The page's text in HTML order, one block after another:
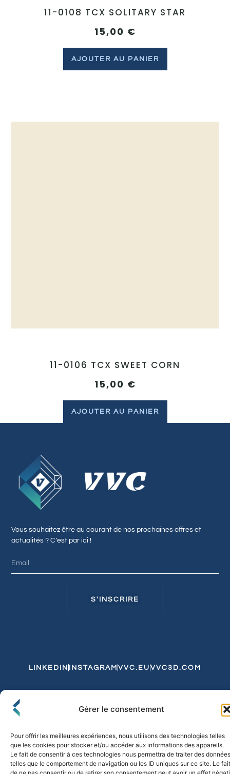
Gérer le consentement
Pour offrir les meilleures expériences, nous utilisons des technologies telles
que les cookies pour stocker et/ou accéder aux informations des appareils.
Le fait de consentir à ces technologies nous permettra de traiter des données
telles que le comportement de navigation ou les ID uniques sur ce site. Le fait
11-0108 TCX SOLITARY STAR
15,00 €
AJOUTER AU PANIER
11-0106 TCX SWEET CORN
15,00 €
AJOUTER AU PANIER
Vous souhaitez être au courant de nos prochaines offres et
actualités ? C’est par ici !
S'INSCRIRE
LINKEDIN INSTAGRAM VVC.EU VVC3D.COM
Politique de Confidentialité et de CookiesExpédition et Livraison
© 2026 FLO & CO. All Rights Reserved